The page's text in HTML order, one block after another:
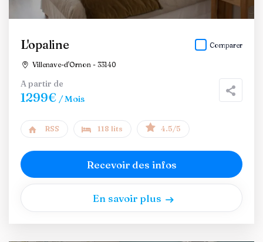
L'opaline
Villenave-d'Ornon - 33140
Comparer
A partir de
1299€ / Mois
RSS 118 lits 4.5/5
Recevoir des infos
En savoir plus